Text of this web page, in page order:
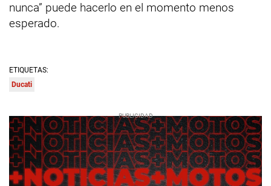
nunca” puede hacerlo en el momento menos
esperado.
ETIQUETAS:
Ducati